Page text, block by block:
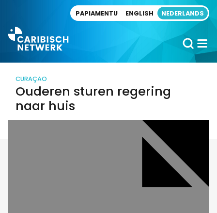
PAPIAMENTU ENGLISH NEDERLANDS
CURAÇAO
Ouderen sturen regering
naar huis